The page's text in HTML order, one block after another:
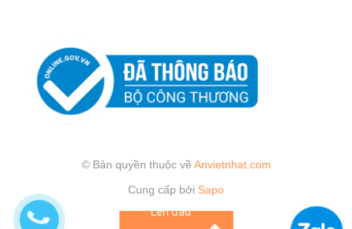
© Bản quyền thuộc về Anvietnhat.com
Cung cấp bởi Sapo
Lên đầu